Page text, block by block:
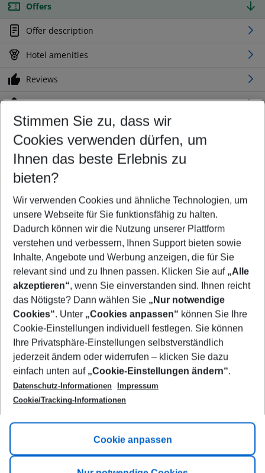
Offers
Offer description
Hotel amenities
Reviews
Location
Customize your offer
Find the perfect deal which suits your best
Your departure airport
Any airport
Select your date range
08/08/26–06/08/27 5-8 nights
Who will travel
2 adults No children
Show more filter
Footer
Footer navigation
Title A
Link A
Stimmen Sie zu, dass wir
Cookies verwenden dürfen, um
Ihnen das beste Erlebnis zu
bieten?
Wir verwenden Cookies und ähnliche Technologien, um
unsere Webseite für Sie funktionsfähig zu halten.
Dadurch können wir die Nutzung unserer Plattform
verstehen und verbessern, Ihnen Support bieten sowie
Inhalte, Angebote und Werbung anzeigen, die für Sie
relevant sind und zu Ihnen passen. Klicken Sie auf „Alle
akzeptieren“, wenn Sie einverstanden sind. Ihnen reicht
das Nötigste? Dann wählen Sie „Nur notwendige
Cookies“. Unter „Cookies anpassen“ können Sie Ihre
Cookie-Einstellungen individuell festlegen. Sie können
Ihre Privatsphäre-Einstellungen selbstverständlich
jederzeit ändern oder widerrufen – klicken Sie dazu
einfach unten auf „Cookie-Einstellungen ändern“.
Datenschutz-Informationen
Impressum
Cookie/Tracking-Informationen
Cookie anpassen